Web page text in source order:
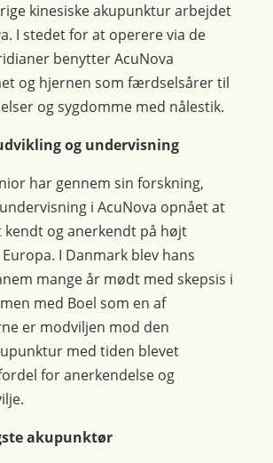
kinesiske akupunktur arbejdet
I stedet for at operere via de
benytter AcuNova
og hjernen som færdselsårer til
og sygdomme med nålestik.
og undervisning
har gennem sin forskning,
i AcuNova opnået at
kendt og anerkendt på højt
I Danmark blev hans
mange år mødt med skepsis i
med Boel som en af
er modviljen mod den
med tiden blevet
for anerkendelse og
akupunktør